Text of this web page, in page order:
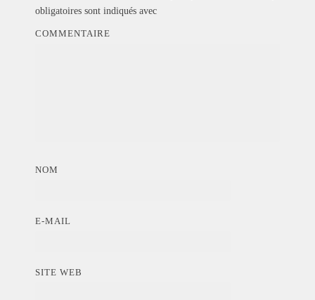
obligatoires sont indiqués avec
COMMENTAIRE
NOM
E-MAIL
SITE WEB